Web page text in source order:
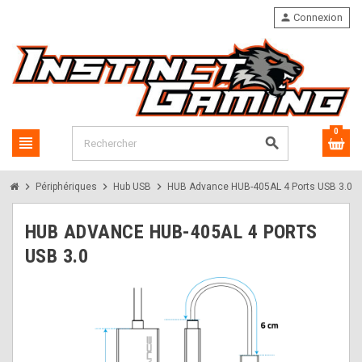
view_headline search
person Connexion
0
chevron_right Périphériques chevron_right Hub USB chevron_right HUB Advance HUB-405AL 4 Ports USB 3.0
HUB ADVANCE HUB-405AL 4 PORTS
USB 3.0